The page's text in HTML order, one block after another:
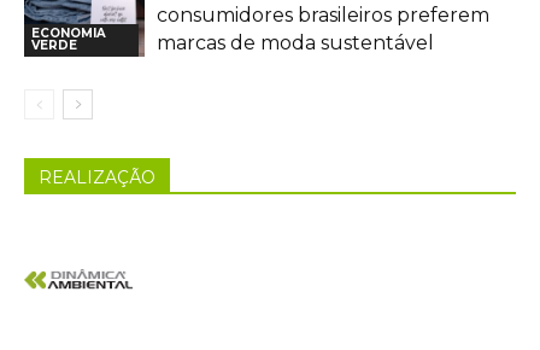
ECONOMIA
VERDE
consumidores brasileiros preferem
marcas de moda sustentável
REALIZAÇÃO